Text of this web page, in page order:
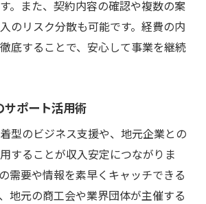
。また、契約内容の確認や複数の案
のリスク分散も可能です。経費の内
底することで、安心して事業を継続
サポート活用術
型のビジネス支援や、地元企業との
することが収入安定につながりま
需要や情報を素早くキャッチできる
地元の商工会や業界団体が主催する